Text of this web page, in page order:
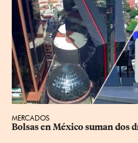
MERCADOS
Bolsas en México suman dos